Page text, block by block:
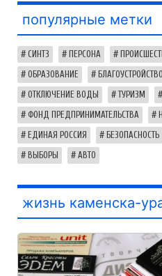
популярные метки
СИНТЗ ПЕРСОНА
ОБРАЗОВАНИЕ БЛАГОУСТРОЙСТВО
ОТКЛЮЧЕНИЕ ВОДЫ ТУРИЗМ
ФОНД ПРЕДПРИНИМАТЕЛЬСТВА
ЕДИНАЯ РОССИЯ БЕЗОПАСНОСТЬ
ВЫБОРЫ АВТО
жизнь каменска-